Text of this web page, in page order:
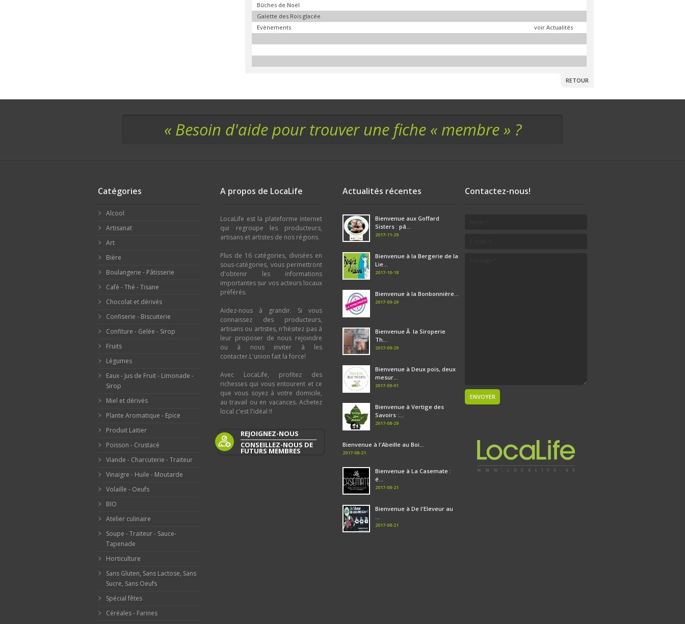
Bûches de Noël
Galette des Rois glacée
Evènements
voir Actualités
RETOUR
« Besoin d'aide pour trouver une fiche « membre » ?
Catégories
Alcool
Artisanat
Art
Bière
Boulangerie - Pâtisserie
Café - Thé - Tisane
Chocolat et dérivés
Confiserie - Biscuiterie
Confiture - Gelée - Sirop
Fruits
Légumes
Eaux - Jus de Fruit - Limonade -
Sirop
Miel et dérivés
Plante Aromatique - Epice
Produit Laitier
Poisson - Crustacé
Viande - Charcuterie - Traiteur
Vinaigre - Huile - Moutarde
Volaille - Oeufs
BIO
Atelier culinaire
Soupe - Traiteur - Sauce-
Tapenade
Horticulture
Sans Gluten, Sans Lactose, Sans
Sucre, Sans Oeufs
Spécial fêtes
Céréales - Farines
A propos de LocaLife
LocaLife est la plateforme internet
qui regroupe les producteurs,
artisans et artistes de nos régions.
Plus de 16 catégories, divisées en
sous-catégories, vous permettront
d'obtenir les informations
importantes sur vos acteurs locaux
préférés.
Aidez-nous à grandir. Si vous
connaissez des producteurs,
artisans ou artistes, n'hésitez pas à
leur proposer de nous rejoindre
ou à nous inviter à les
contacter.L'union fait la force!
Avec LocaLife, profitez des
richesses qui vous entourent et ce
que vous soyez à votre domicile,
au travail ou en vacances. Achetez
local c'est l'idéal !!
REJOIGNEZ-NOUS
CONSEILLEZ-NOUS DE
FUTURS MEMBRES
Actualités récentes
Bienvenue aux Goffard
Sisters : pâ...
2017-11-29
Bienvenue à la Bergerie de la
Lie...
2017-10-18
Bienvenue à la Bonbonnière...
2017-09-29
Bienvenue Ã la Siroperie
Th...
2017-09-29
Bienvenue à Deux pois, deux
mesur...
2017-09-01
Bienvenue à Vertige des
Savoirs :...
2017-08-29
Bienvenue à l'Abeille au Boi...
2017-08-21
Bienvenue à La Casemate :
é...
2017-08-21
Bienvenue à De l'Eleveur au
...
2017-08-21
Contactez-nous!